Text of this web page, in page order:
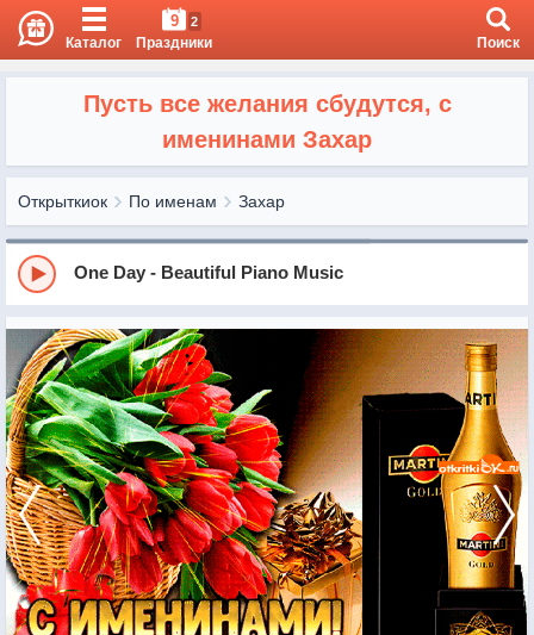
Каталог
9 2
Праздники Поиск
Пусть все желания сбудутся, с
именинами Захар
Открыткиок По именам Захар
One Day - Beautiful Piano Music